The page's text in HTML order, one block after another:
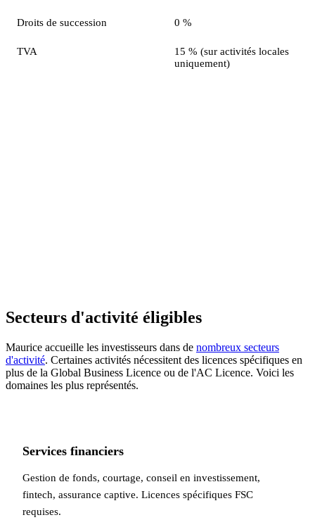
Droits de succession 0 %
TVA
15 % (sur activités locales
uniquement)
Secteurs d'activité éligibles
Maurice accueille les investisseurs dans de nombreux secteurs
d'activité. Certaines activités nécessitent des licences spécifiques en
plus de la Global Business Licence ou de l'AC Licence. Voici les
domaines les plus représentés.
Services financiers
Gestion de fonds, courtage, conseil en investissement,
fintech, assurance captive. Licences spécifiques FSC
requises.